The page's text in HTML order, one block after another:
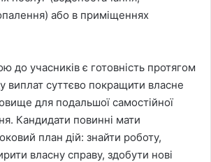
або в приміщеннях
до учасників є готовність протягом
виплат суттєво покращити власне
для подальшої самостійної
Кандидати повинні мати
план дій: знайти роботу,
власну справу, здобути нові